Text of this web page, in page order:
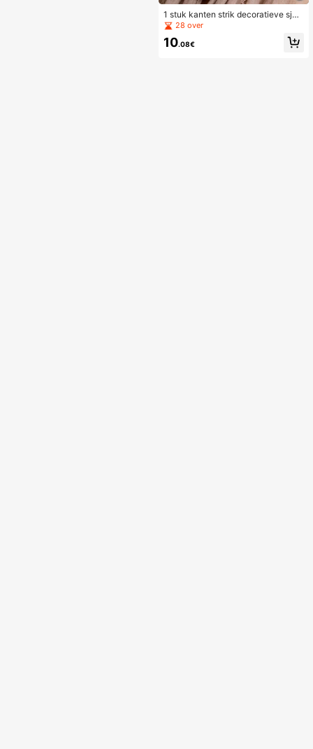
1 stuk kanten strik decoratieve sjaa
l/omslagdoek voor dames, lichtgewi
cht zachte multifunctionele hoofdsj
aal en nekomslagdoek
28 over
10.08€